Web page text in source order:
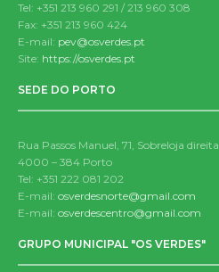
Tel: +351 213 960 291 / 213 960 308
Fax: +351 213 960 424
E-mail: pev@osverdes.pt
Site: https://osverdes.pt
SEDE DO PORTO
Rua Passos Manuel, 71, Sobreloja direita
4000 – 384 Porto
Tel: +351 222 081 202
E-mail:osverdesnorte@gmail.com
E-mail:osverdescentro@gmail.com
GRUPO MUNICIPAL "OS VERDES"